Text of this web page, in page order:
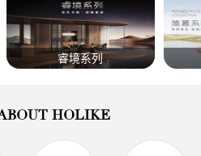
睿境系列
HOLIKE